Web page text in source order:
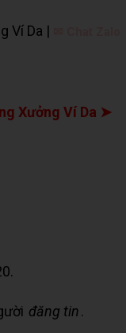
Ví Da |
Xưởng Ví Da ➤
đăng tin.